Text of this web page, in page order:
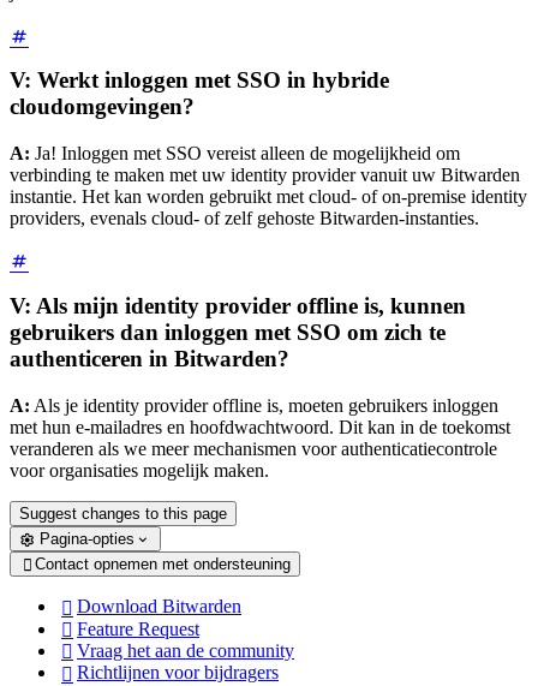
V: Werkt inloggen met SSO in hybride
cloudomgevingen?
A: Ja! Inloggen met SSO vereist alleen de mogelijkheid om
verbinding te maken met uw identity provider vanuit uw Bitwarden
instantie. Het kan worden gebruikt met cloud- of on-premise identity
providers, evenals cloud- of zelf gehoste Bitwarden-instanties.
V: Als mijn identity provider offline is, kunnen
gebruikers dan inloggen met SSO om zich te
authenticeren in Bitwarden?
A: Als je identity provider offline is, moeten gebruikers inloggen
met hun e-mailadres en hoofdwachtwoord. Dit kan in de toekomst
veranderen als we meer mechanismen voor authenticatiecontrole
voor organisaties mogelijk maken.
Suggest changes to this page
Pagina-opties
 Contact opnemen met ondersteuning
 Download Bitwarden
 Feature Request
 Vraag het aan de community
 Richtlijnen voor bijdragers